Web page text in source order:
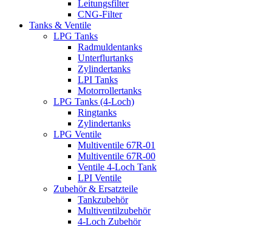
Leitungsfilter
CNG-Filter
Tanks & Ventile
LPG Tanks
Radmuldentanks
Unterflurtanks
Zylindertanks
LPI Tanks
Motorrollertanks
LPG Tanks (4-Loch)
Ringtanks
Zylindertanks
LPG Ventile
Multiventile 67R-01
Multiventile 67R-00
Ventile 4-Loch Tank
LPI Ventile
Zubehör & Ersatzteile
Tankzubehör
Multiventilzubehör
4-Loch Zubehör